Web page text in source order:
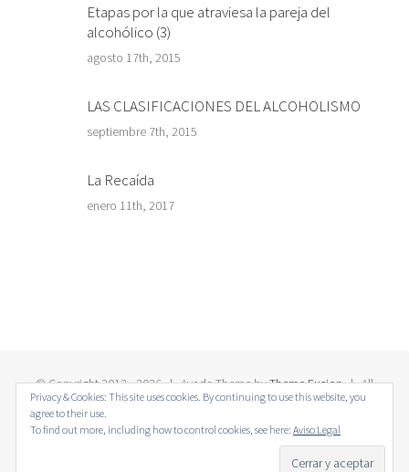
Etapas por la que atraviesa la pareja del
alcohólico (3)
agosto 17th, 2015
LAS CLASIFICACIONES DEL ALCOHOLISMO
septiembre 7th, 2015
La Recaída
enero 11th, 2017
© Copyright 2012 -2026 | Avada Theme byTheme Fusion| All
Rights Reserved | Powered by
LinkedIn
Privacy & Cookies: This site uses cookies. By continuing to use this website, you
agree to their use.
To find out more, including how to control cookies, see here: Aviso Legal